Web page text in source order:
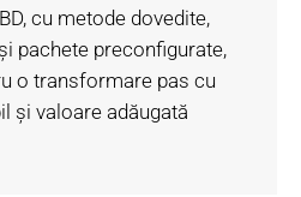
cu metode dovedite,
pachete preconfigurate,
o transformare pas cu
și valoare adăugată